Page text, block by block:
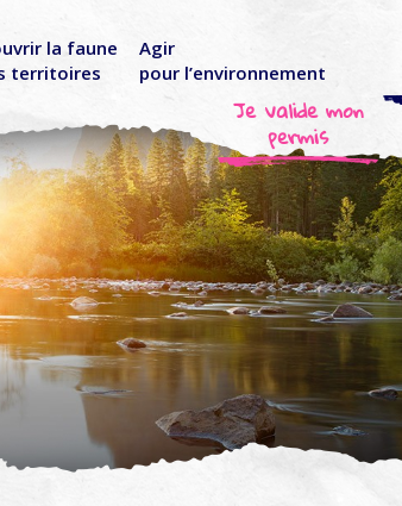
la faune
territoires
Agir
pour l’environnement
Je valide mon
permis